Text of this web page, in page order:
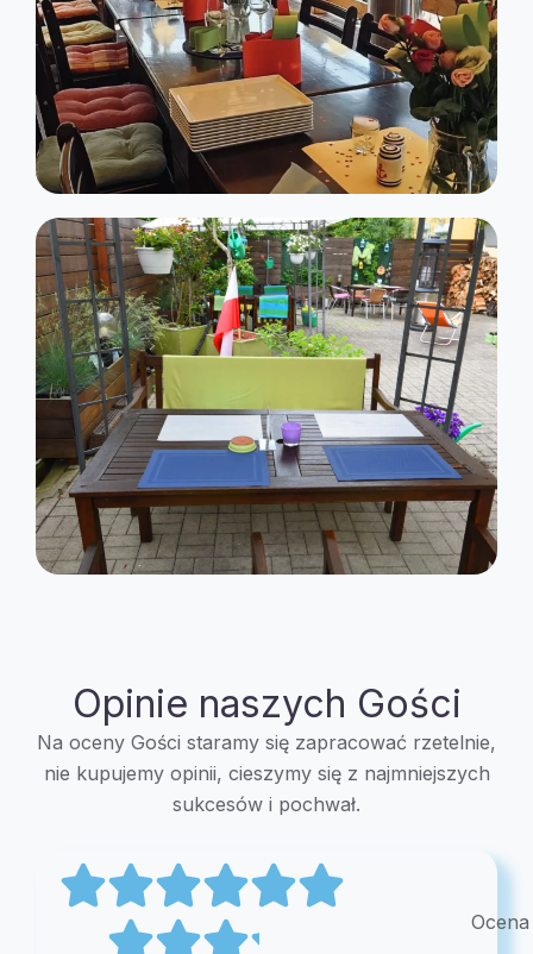
Opinie naszych Gości
Na oceny Gości staramy się zapracować rzetelnie,
nie kupujemy opinii, cieszymy się z najmniejszych
sukcesów i pochwał.